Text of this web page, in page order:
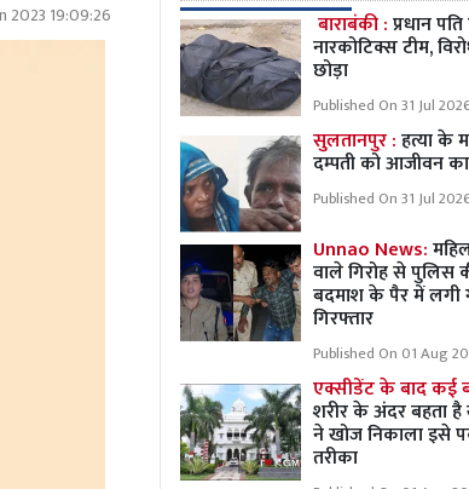
2023 19:09:26 बाराबंकी :प्रधान
नारकोटिक्स टीम,
छोड़ा
Published On 31 Jul
सुलतानपुर :हत्या के
दम्पती को आजीवन
Published On 31 Jul
Unnao News:
वाले गिरोह से
बदमाश के पैर में लगी
गिरफ्तार
Published On 01 Aug
एक्सीडेंट के बाद कई
शरीर के अंदर बहता
ने खोज निकाला इसे
तरीका